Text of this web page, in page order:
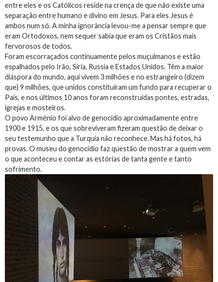
entre eles e os Católicos reside na crença de que não existe uma
separação entre humano e divino em Jesus. Para eles Jesus é
ambos num só. A minha ignorância levou-me a pensar sempre que
eram Ortodoxos, nem sequer sabia que eram os Cristãos mais
fervorosos de todos.
Foram escorraçados continuamente pelos muçulmanos e estão
espalhados pelo Irão, Síria, Russia e Estados Unidos. Têm a maior
diáspora do mundo, aqui vivem 3 milhões e no estrangeiro (dizem
que) 9 milhões, que unidos constituíram um fundo para recuperar o
País, e nos últimos 10 anos foram reconstruídas pontes, estradas,
igrejas e mosteiros.
O povo Arménio foi alvo de genocídio aproximadamente entre
1900 e 1915, e os que sobreviveram fizeram questão de deixar o
seu testemunho que a Turquia não reconhece. Mas há fotos, há
provas. O museu do genocídio faz questão de mostrar a quem vem
o que aconteceu e contar as estórias de tanta gente e tanto
sofrimento.